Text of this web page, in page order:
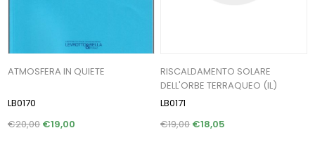
ATMOSFERA IN QUIETE
LB0170
€20,00 €19,00
RISCALDAMENTO SOLARE
DELL'ORBE TERRAQUEO (IL)
LB0171
€19,00€18,05